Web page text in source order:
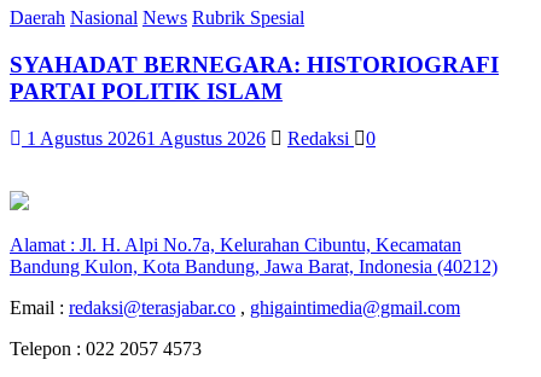
Daerah Nasional News Rubrik Spesial
SYAHADAT BERNEGARA: HISTORIOGRAFI
PARTAI POLITIK ISLAM
1 Agustus 20261 Agustus 2026 Redaksi 0
Alamat : Jl. H. Alpi No.7a, Kelurahan Cibuntu, Kecamatan
Bandung Kulon, Kota Bandung, Jawa Barat, Indonesia (40212)
Email : redaksi@terasjabar.co , ghigaintimedia@gmail.com
Telepon : 022 2057 4573